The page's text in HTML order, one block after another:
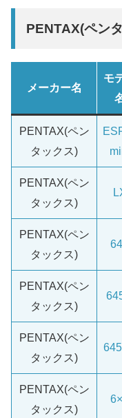
PENTAX(ペン
メーカー名
モ
PENTAX(ペン
タックス)
PENTAX(ペン
タックス)
PENTAX(ペン
タックス)
PENTAX(ペン
タックス)
PENTAX(ペン
タックス)
PENTAX(ペン
タックス)